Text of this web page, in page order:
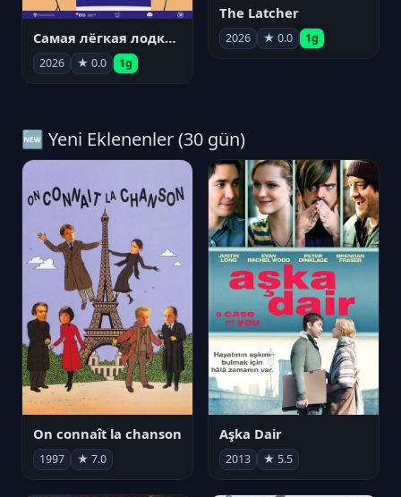
Самая лёгкая лодка в мире
2026 ★ 0.0 1g
The Latcher
2026 ★ 0.0 1g
🆕 Yeni Eklenenler (30 gün)
On connaît la chanson
1997 ★ 7.0
Aşka Dair
2013 ★ 5.5